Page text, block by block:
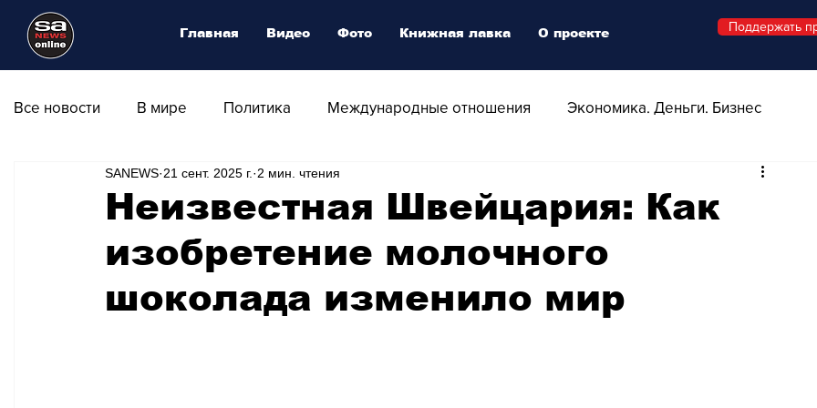
Все новости В мире Политика Международные отношения Экономика. Деньги. Бизнес
Общество Армия Аналитика
Транспорт Культура Магия искусства Swiss Афиша Стиль
Неизвестная Швейцария: Как
изобретение молочного
шоколада изменило мир
SANEWS 21 сент. 2025 г. 2 мин. чтения
Главная Видео Фото Книжная лавка О проекте Поддержать